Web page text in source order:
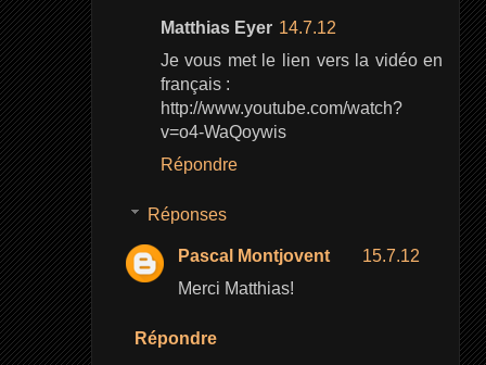
Matthias Eyer 14.7.12
Je vous met le lien vers la vidéo en
français :
http://www.youtube.com/watch?
v=o4-WaQoywis
Répondre
Réponses
Pascal Montjovent
15.7.12
Merci Matthias!
Répondre